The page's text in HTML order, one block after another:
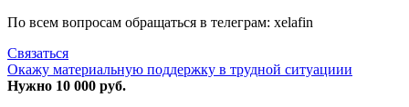
По всем вопросам обращаться в телегрaм: xelafin
Связаться
Окажу материальную поддержку в трудной ситуациии
Нужно 10 000 руб.